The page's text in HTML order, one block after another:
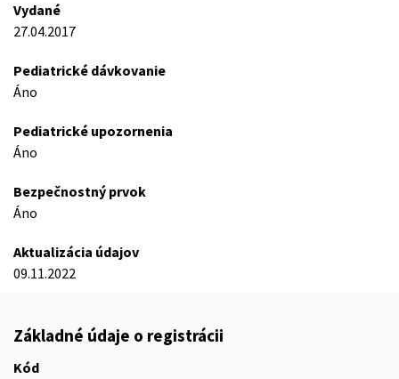
Vydané
27.04.2017
Pediatrické dávkovanie
Áno
Pediatrické upozornenia
Áno
Bezpečnostný prvok
Áno
Aktualizácia údajov
09.11.2022
Základné údaje o registrácii
Kód